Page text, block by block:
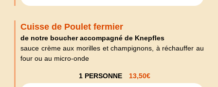
Cuisse de Poulet fermier
de notre boucher accompagné de Knepfles
sauce crème aux morilles et champignons, à réchauffer au
four ou au micro-onde
1 PERSONNE 13,50€